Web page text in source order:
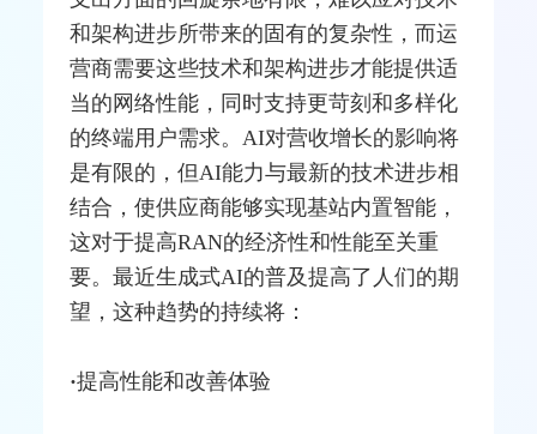
和架构进步所带来的固有的复杂性，而运
营商需要这些技术和架构进步才能提供适
当的网络性能，同时支持更苛刻和多样化
的终端用户需求。AI对营收增长的影响将
是有限的，但AI能力与最新的技术进步相
结合，使供应商能够实现基站内置智能，
这对于提高RAN的经济性和性能至关重
要。最近生成式AI的普及提高了人们的期
望，这种趋势的持续将：
·提高性能和改善体验